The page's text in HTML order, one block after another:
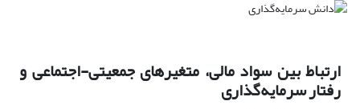
ارتباط بین سواد مالی، متغیرهای جمعیتی-اجتماعی و
رفتار سرمایه‌گذاری